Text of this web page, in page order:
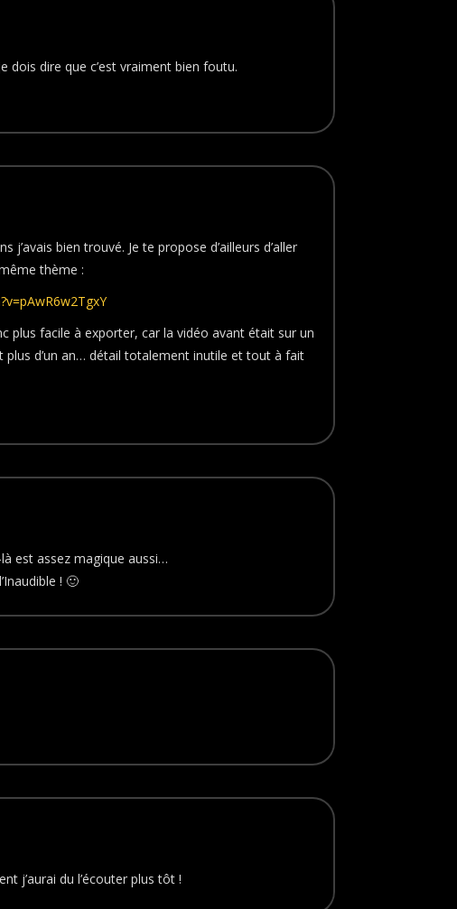
dois dire que c’est vraiment bien foutu.
j’avais bien trouvé. Je te propose d’ailleurs d’aller
thème :
plus facile à exporter, car la vidéo avant était sur un
plus d’un an… détail totalement inutile et tout à fait
est assez magique aussi…
! 🙂
j’aurai du l’écouter plus tôt !